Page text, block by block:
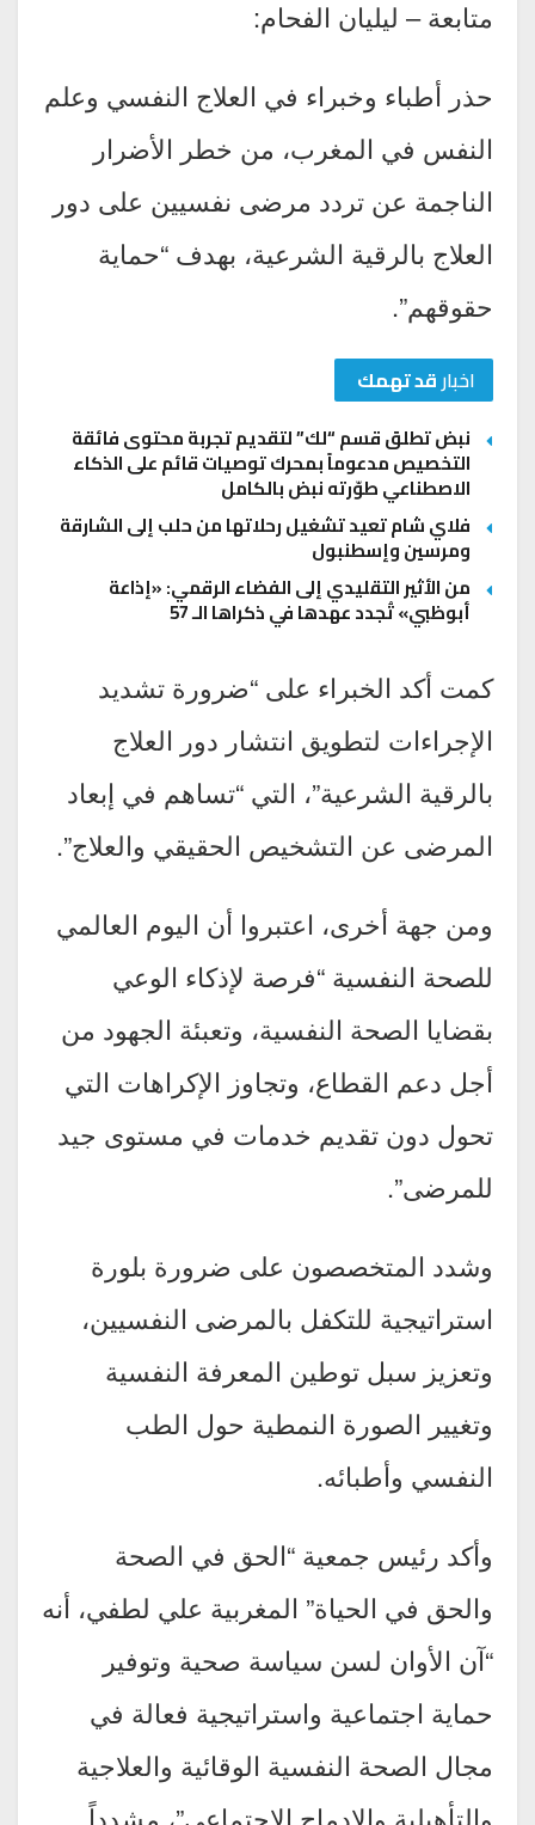
متابعة – ليليان الفحام:
حذر أطباء وخبراء في العلاج النفسي وعلم
النفس في المغرب، من خطر الأضرار
الناجمة عن تردد مرضى نفسيين على دور
العلاج بالرقية الشرعية، بهدف “حماية
حقوقهم”.
اخبارقد تهمك
نبض تطلق قسم “لك” لتقديم تجربة محتوى فائقة
التخصيص مدعوماً بمحرك توصيات قائم على الذكاء
الاصطناعي طوّرته نبض بالكامل
فلاي شام تعيد تشغيل رحلاتها من حلب إلى الشارقة
ومرسين وإسطنبول
من الأثير التقليدي إلى الفضاء الرقمي: «إذاعة
أبوظبي» تُجدد عهدها في ذكراها الـ 57
كمت أكد الخبراء على “ضرورة تشديد
الإجراءات لتطويق انتشار دور العلاج
بالرقية الشرعية”، التي “تساهم في إبعاد
المرضى عن التشخيص الحقيقي والعلاج”.
ومن جهة أخرى، اعتبروا أن اليوم العالمي
للصحة النفسية “فرصة لإذكاء الوعي
بقضايا الصحة النفسية، وتعبئة الجهود من
أجل دعم القطاع، وتجاوز الإكراهات التي
تحول دون تقديم خدمات في مستوى جيد
للمرضى”.
وشدد المتخصصون على ضرورة بلورة
استراتيجية للتكفل بالمرضى النفسيين،
وتعزيز سبل توطين المعرفة النفسية
وتغيير الصورة النمطية حول الطب
النفسي وأطبائه.
وأكد رئيس جمعية “الحق في الصحة
والحق في الحياة” المغربية علي لطفي، أنه
“آن الأوان لسن سياسة صحية وتوفير
حماية اجتماعية واستراتيجية فعالة في
مجال الصحة النفسية الوقائية والعلاجية
والتأهيلية والإدماج الاجتماعي”، مشدداً